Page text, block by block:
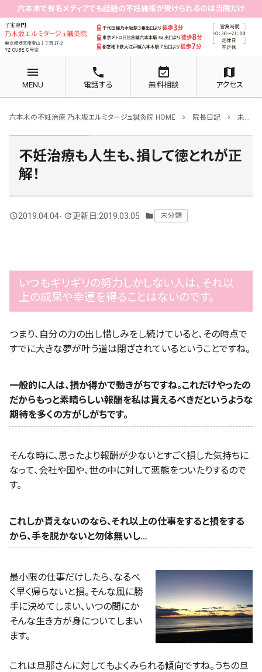
六本木で有名メディアでも話題の不妊施術が受けられるのは当院だけ
menu
MENU
phone
電話する
event_available
無料相談
map
アクセス
六本木の不妊治療 乃木坂エルミタージュ鍼灸院 HOME chevron_right 院長日記 chevron_right 未分類
不妊治療も人生も、損して徳とれが正
解！
query_builder2019.04.04- update更新日:2019.03.05 folder 未分類
いつもギリギリの努力しかしない人は、それ以
上の成果や幸運を得ることはないのです。
つまり、自分の力の出し惜しみをし続けていると、その時点で
すでに大きな夢が叶う道は閉ざされているということですね。
一般的に人は、損か得かで動きがちですね。これだけやったの
だからもっと素晴らしい報酬を私は貰えるべきだというような
期待を多くの方がしがちです。
そんな時に、思ったより報酬が少ないとすごく損した気持ちに
なって、会社や国や、世の中に対して悪態をついたりするので
す。
これしか貰えないのなら、それ以上の仕事をすると損をする
から、手を脱かないと勿体無いし…
最小限の仕事だけしたら、なるべ
く早く帰らないと損。そんな風に勝
手に決めてしまい、いつの間にか
そんな生き方が身についてしまい
ます。
これは旦那さんに対してもよくみられる傾向ですね。うちの旦